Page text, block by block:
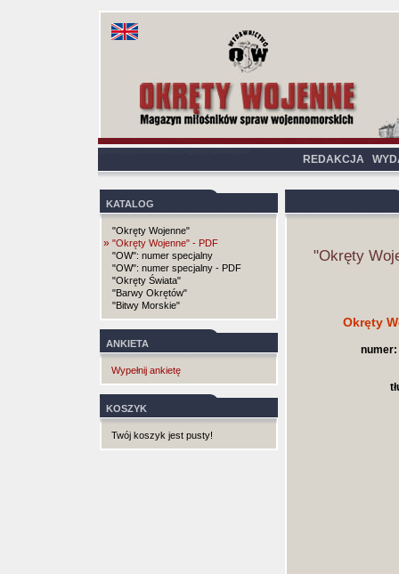
REDAKCJA
KATALOG
"Okręty Wojenne"
» "Okręty Wojenne" - PDF
"OW": numer specjalny
"OW": numer specjalny - PDF
"Okręty Świata"
"Barwy Okrętów"
"Bitwy Morskie"
ANKIETA
Wypełnij ankietę
KOSZYK
Twój koszyk jest pusty!
"Okręty
Okręty
numer: